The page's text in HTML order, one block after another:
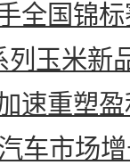
全国锦
列玉米新
速重塑
车市场